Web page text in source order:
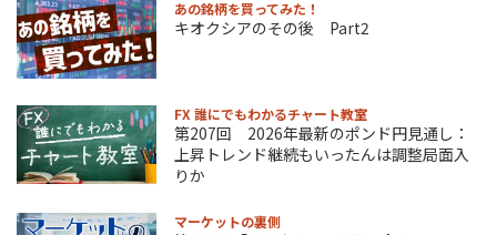
あの銘柄を買ってみた！
キオクシアのその後 Part2
FX 誰にでもわかるチャート教室
第207回 2026年最新のポンド円見通し：
上昇トレンド継続もいったんは調整局面入
りか
マーケットの裏側